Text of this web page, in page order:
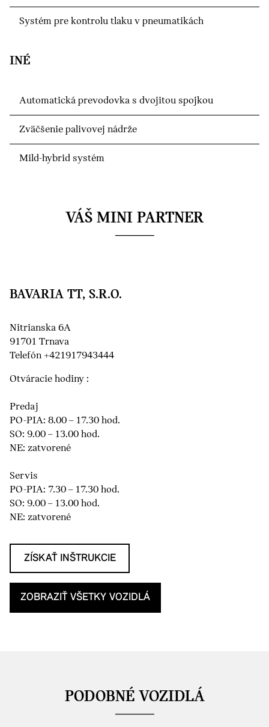
Systém pre kontrolu tlaku v pneumatikách
INÉ
Automatická prevodovka s dvojitou spojkou
Zväčšenie palivovej nádrže
Mild-hybrid systém
VÁŠ MINI PARTNER
BAVARIA TT, S.R.O.
Nitrianska 6A
91701 Trnava
Telefón +421917943444
Otváracie hodiny :
Predaj
PO-PIA: 8.00 – 17.30 hod.
SO: 9.00 – 13.00 hod.
NE: zatvorené
Servis
PO-PIA: 7.30 – 17.30 hod.
SO: 9.00 – 13.00 hod.
NE: zatvorené
ZÍSKAŤ INŠTRUKCIE
ZOBRAZIŤ VŠETKY VOZIDLÁ
PODOBNÉ VOZIDLÁ